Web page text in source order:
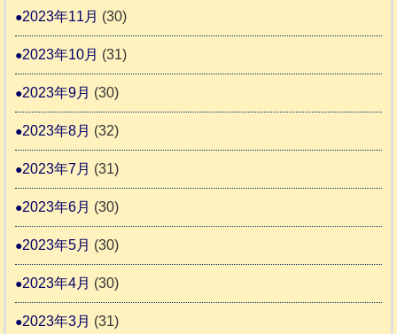
2023年11月 (30)
2023年10月 (31)
2023年9月 (30)
2023年8月 (32)
2023年7月 (31)
2023年6月 (30)
2023年5月 (30)
2023年4月 (30)
2023年3月 (31)